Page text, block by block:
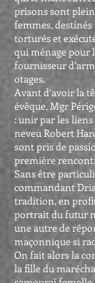
prisons sont
femmes,
torturés et
qui ménage pour
fournisseur
otages.
Avant d’avoir la
évêque, Mgr
: unir par les liens
neveu Robert
sont pris de
première
Sans être
commandant
tradition, en
portrait du futur
une autre de
maçonnique si
On fait alors la
la fille du